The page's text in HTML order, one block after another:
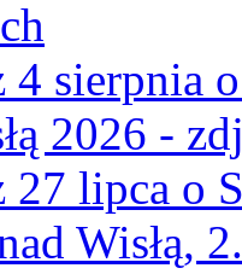
sierpnia
2026 -
lipca o
Wisłą,